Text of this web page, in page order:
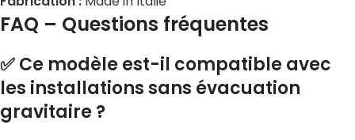
FAQ – Questions fréquentes
✅ Ce modèle est-il compatible avec
les installations sans évacuation
gravitaire ?